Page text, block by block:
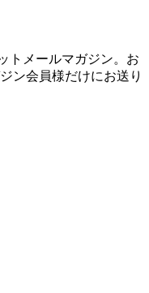
トメールマガジン。お
ン会員様だけにお送り